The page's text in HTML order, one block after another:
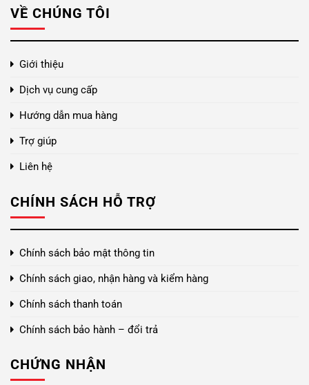
VỀ CHÚNG TÔI
Giới thiệu
Dịch vụ cung cấp
Hướng dẫn mua hàng
Trợ giúp
Liên hệ
CHÍNH SÁCH HỖ TRỢ
Chính sách bảo mật thông tin
Chính sách giao, nhận hàng và kiểm hàng
Chính sách thanh toán
Chính sách bảo hành – đổi trả
CHỨNG NHẬN